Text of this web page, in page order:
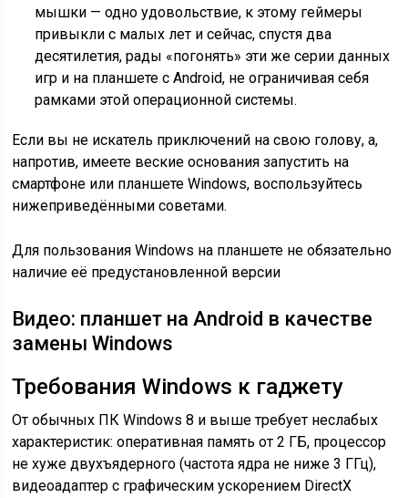
мышки — одно удовольствие, к этому геймеры
привыкли с малых лет и сейчас, спустя два
десятилетия, рады «погонять» эти же серии данных
игр и на планшете с Android, не ограничивая себя
рамками этой операционной системы.
Если вы не искатель приключений на свою голову, а,
напротив, имеете веские основания запустить на
смартфоне или планшете Windows, воспользуйтесь
нижеприведёнными советами.
Для пользования Windows на планшете не обязательно
наличие её предустановленной версии
Видео: планшет на Android в качестве
замены Windows
Требования Windows к гаджету
От обычных ПК Windows 8 и выше требует неслабых
характеристик: оперативная память от 2 ГБ, процессор
не хуже двухъядерного (частота ядра не ниже 3 ГГц),
видеоадаптер с графическим ускорением DirectX